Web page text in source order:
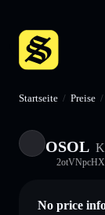
Startseite / Preise /
OSOL
No price